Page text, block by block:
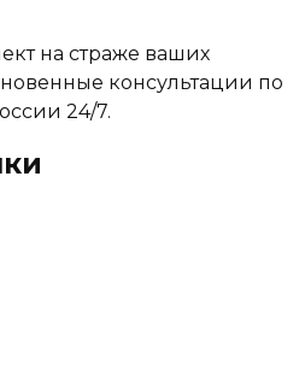
на страже ваших
консультации по
24/7.